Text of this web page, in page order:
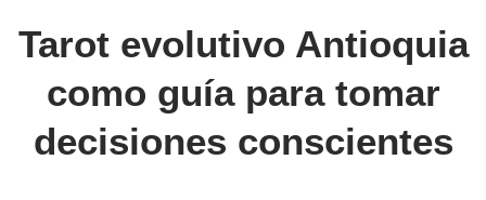
Tarot evolutivo Antioquia
como guía para tomar
decisiones conscientes